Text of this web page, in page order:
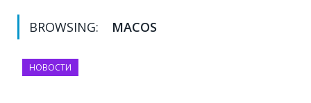
BROWSING: MACOS
НОВОСТИ